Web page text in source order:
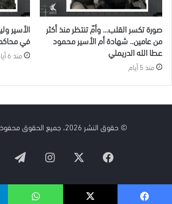
صورة تكسر القلب… وأمّ تنتظر منذ أكثر
من عامين.. شهادة أم الأسير محمود
عطا الله الدريملي
منذ 5 أيام
الأسير
في
منذ 6 أيام
© حقوق النشر 2026، جميع الحقوق محفوظة asramedia.ps .
فيسبوك انستقرام